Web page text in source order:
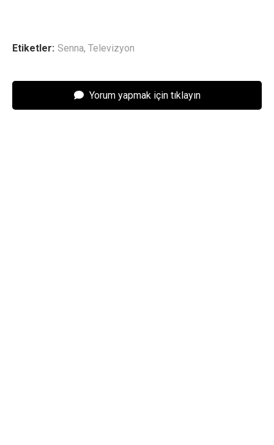
Etiketler: Senna, Televizyon
Yorum yapmak için tıklayın